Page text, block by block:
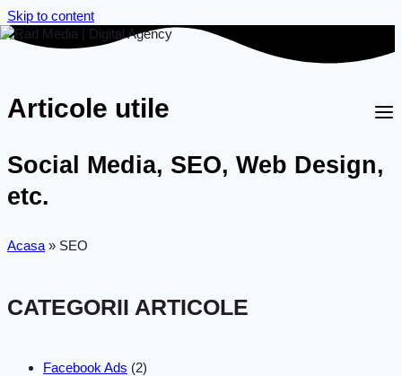
Skip to content
Articole utile
Social Media, SEO, Web Design,
etc.
Acasa » SEO
CATEGORII ARTICOLE
Facebook Ads (2)